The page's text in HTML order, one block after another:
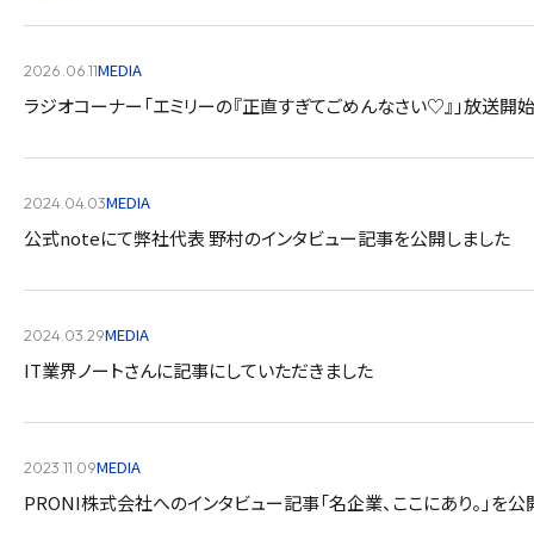
2026.06.11MEDIA
ラジオコーナー「エミリーの『正直すぎてごめんなさい♡』」放送開
2024.04.03MEDIA
公式noteにて弊社代表 野村のインタビュー記事を公開しました
2024.03.29MEDIA
IT業界ノートさんに記事にしていただきました
2023.11.09MEDIA
PRONI株式会社へのインタビュー記事「名企業、ここにあり。」を公